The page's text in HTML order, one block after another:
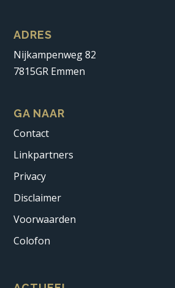
ADRES
Nijkampenweg 82
7815GR Emmen
GA NAAR
Contact
Linkpartners
Privacy
Disclaimer
Voorwaarden
Colofon